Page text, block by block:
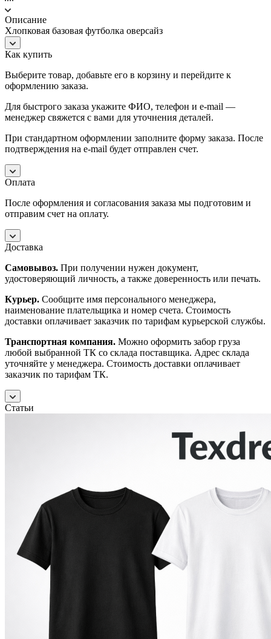
Описание
Хлопковая базовая футболка оверсайз
Как купить
Выберите товар, добавьте его в корзину и перейдите к
оформлению заказа.
Для быстрого заказа укажите ФИО, телефон и e-mail —
менеджер свяжется с вами для уточнения деталей.
При стандартном оформлении заполните форму заказа. После
подтверждения на e-mail будет отправлен счет.
Оплата
После оформления и согласования заказа мы подготовим и
отправим счет на оплату.
Доставка
Самовывоз. При получении нужен документ,
удостоверяющий личность, а также доверенность или печать.
Курьер. Сообщите имя персонального менеджера,
наименование плательщика и номер счета. Стоимость
доставки оплачивает заказчик по тарифам курьерской службы.
Транспортная компания. Можно оформить забор груза
любой выбранной ТК со склада поставщика. Адрес склада
уточняйте у менеджера. Стоимость доставки оплачивает
заказчик по тарифам ТК.
Статьи